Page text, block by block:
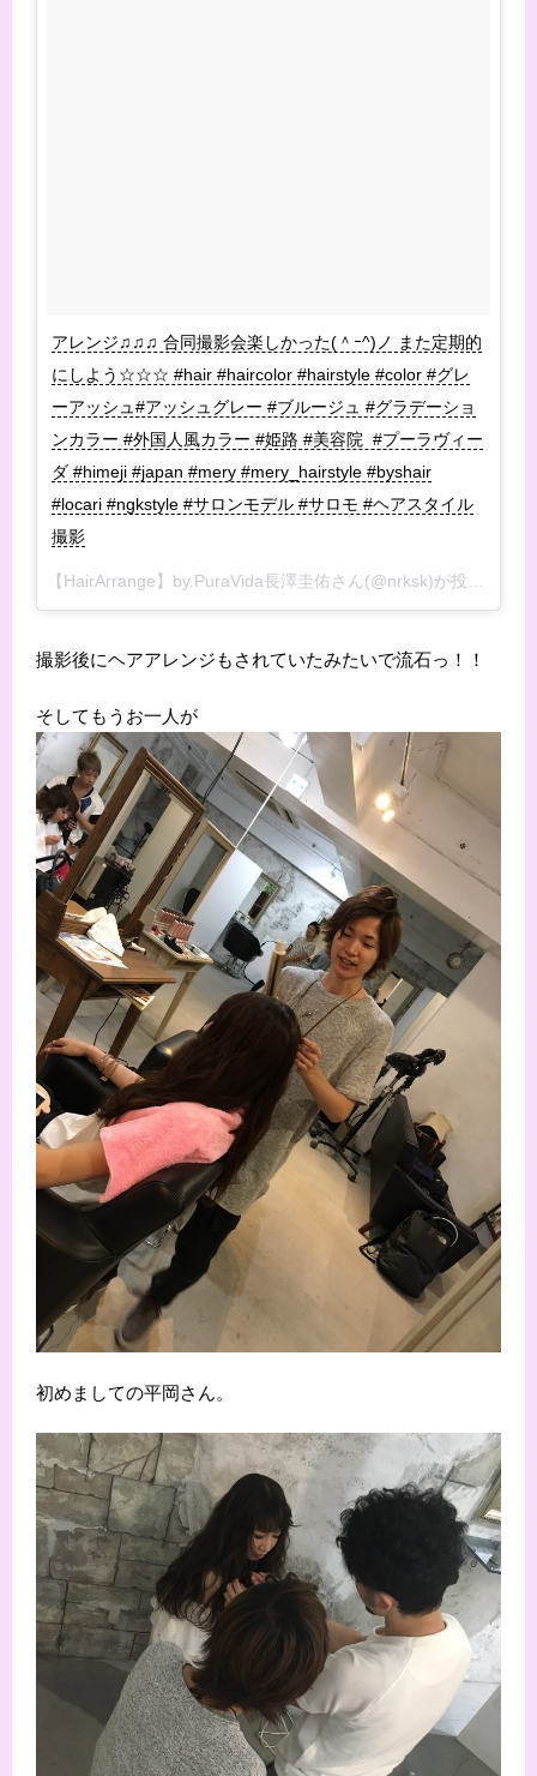
アレンジ♫♫♫ 合同撮影会楽しかった(＾ｰ^)ノ また定期的
にしよう☆☆☆ #hair #haircolor #hairstyle #color #グレ
ーアッシュ#アッシュグレー #ブルージュ #グラデーショ
ンカラー #外国人風カラー #姫路 #美容院 #プーラヴィー
ダ #himeji #japan #mery #mery_hairstyle #byshair
#locari #ngkstyle #サロンモデル #サロモ #ヘアスタイル
撮影
撮影後にヘアアレンジもされていたみたいで流石っ！！
そしてもうお一人が
初めましての平岡さん。